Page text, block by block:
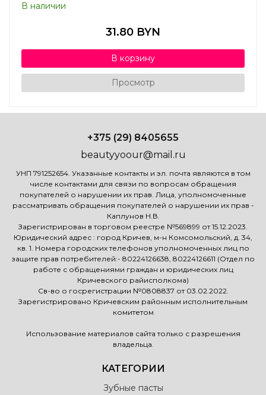
В наличии
31.80 BYN
В корзину
Просмотр
+375 (29) 8405655
beautyyoour@mail.ru
УНП 791252654. Указанные контакты и эл. почта являются в том
числе контактами для связи по вопросам обращения
покупателей о нарушении их прав. Лица, уполномоченные
рассматривать обращения покупателей о нарушении их прав -
Каплунов Н.В.
Зарегистрирован в торговом реестре №569899 от 15.12.2023.
Юридический адрес : город Кричев, м-н Комсомольский, д. 34,
кв. 1. Номера городских телефонов уполномоченных лиц по
защите прав потребителей:- 80224126638, 80224126611 (Отдел по
работе с обращениями граждан и юридических лиц
Кричевского райисполкома)
Св-во о госрегистрации №0808837 от 03.02.2022.
Зарегистрировано Кричевским районным исполнительным
комитетом
Использование материалов сайта только с разрешения
владельца.
КАТЕГОРИИ
Зубные пасты